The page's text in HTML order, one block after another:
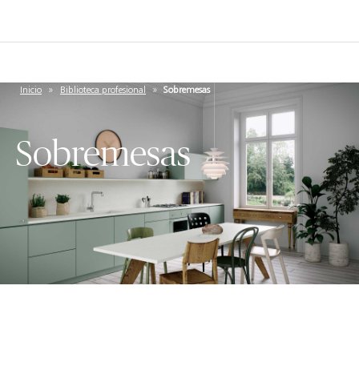
Inicio » Biblioteca profesional » Sobremesas
Sobremesas